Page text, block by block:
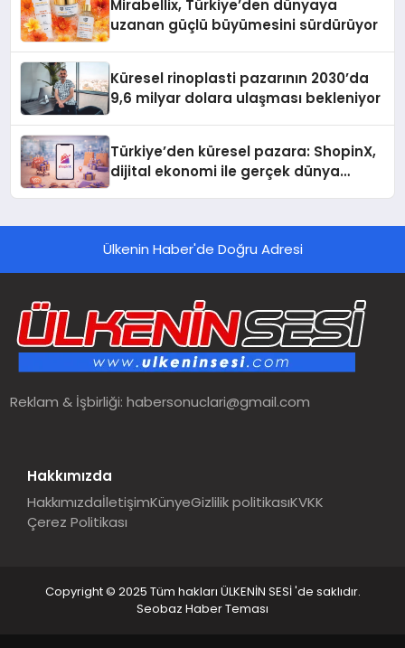
Mirabellix, Türkiye’den dünyaya
uzanan güçlü büyümesini sürdürüyor
Küresel rinoplasti pazarının 2030’da
9,6 milyar dolara ulaşması bekleniyor
Türkiye’den küresel pazara: ShopinX,
dijital ekonomi ile gerçek dünya
Ülkenin Haber'de Doğru Adresi
Reklam & İşbirliği:habersonuclari@gmail.com
Hakkımızda
HakkımızdaİletişimKünyeGizlilik politikasıKVKK
Çerez Politikası
Copyright © 2025 Tüm hakları ÜLKENİN SESİ 'de saklıdır.
Seobaz Haber Teması